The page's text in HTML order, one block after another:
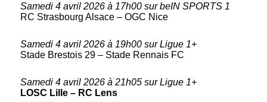
Samedi 4 avril 2026 à 17h00 sur beIN SPORTS 1
RC Strasbourg Alsace – OGC Nice
Samedi 4 avril 2026 à 19h00 sur Ligue 1+
Stade Brestois 29 – Stade Rennais FC
Samedi 4 avril 2026 à 21h05 sur Ligue 1+
LOSC Lille – RC Lens